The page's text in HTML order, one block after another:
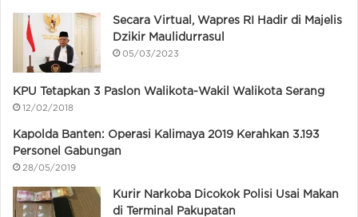
Secara Virtual, Wapres RI Hadir di Majelis
Dzikir Maulidurrasul
05/03/2023
KPU Tetapkan 3 Paslon Walikota-Wakil Walikota Serang
12/02/2018
Kapolda Banten: Operasi Kalimaya 2019 Kerahkan 3.193
Personel Gabungan
28/05/2019
Kurir Narkoba Dicokok Polisi Usai Makan
di Terminal Pakupatan